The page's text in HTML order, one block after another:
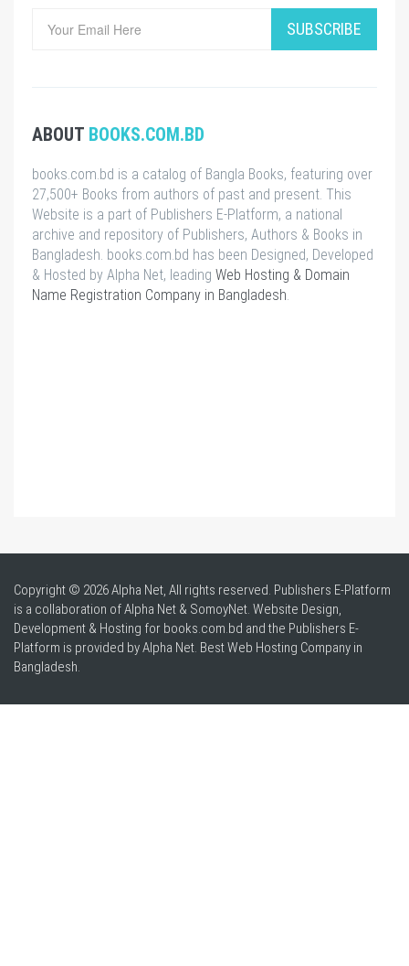
SUBSCRIBE
ABOUT BOOKS.COM.BD
books.com.bd is a catalog of Bangla Books, featuring over
27,500+ Books from authors of past and present. This
Website is a part of Publishers E-Platform, a national
archive and repository of Publishers, Authors & Books in
Bangladesh. books.com.bd has been Designed, Developed
& Hosted by Alpha Net, leading Web Hosting & Domain
Name Registration Company in Bangladesh
Copyright © 2026 Alpha Net, All rights reserved. Publishers E-Platform
is a collaboration of Alpha Net & SomoyNet. Website Design,
Development & Hosting for books.com.bd and the Publishers E-
Platform is provided by Alpha Net. BestWeb Hosting Company in
Bangladesh.